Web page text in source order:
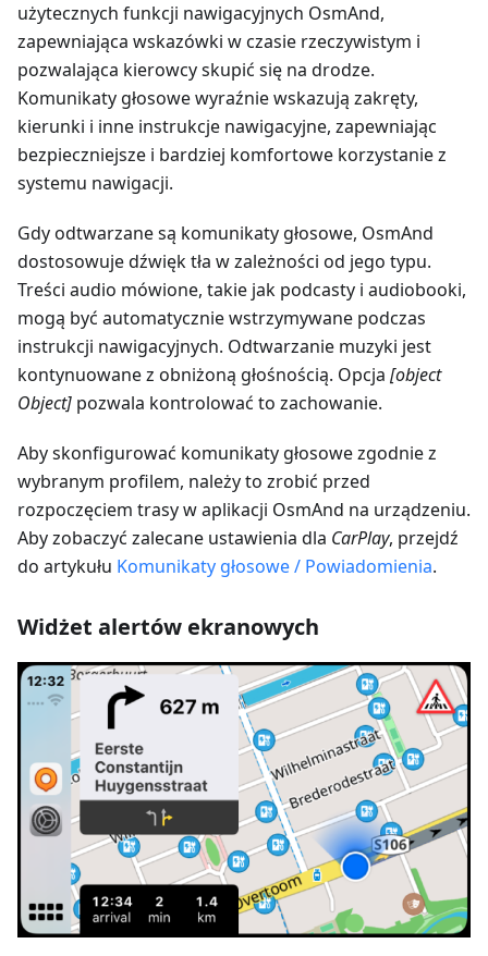
użytecznych funkcji nawigacyjnych OsmAnd,
zapewniająca wskazówki w czasie rzeczywistym i
pozwalająca kierowcy skupić się na drodze.
Komunikaty głosowe wyraźnie wskazują zakręty,
kierunki i inne instrukcje nawigacyjne, zapewniając
bezpieczniejsze i bardziej komfortowe korzystanie z
systemu nawigacji.
Gdy odtwarzane są komunikaty głosowe, OsmAnd
dostosowuje dźwięk tła w zależności od jego typu.
Treści audio mówione, takie jak podcasty i audiobooki,
mogą być automatycznie wstrzymywane podczas
instrukcji nawigacyjnych. Odtwarzanie muzyki jest
kontynuowane z obniżoną głośnością. Opcja [object
Object] pozwala kontrolować to zachowanie.
Aby skonfigurować komunikaty głosowe zgodnie z
wybranym profilem, należy to zrobić przed
rozpoczęciem trasy w aplikacji OsmAnd na urządzeniu.
Aby zobaczyć zalecane ustawienia dla CarPlay, przejdź
do artykułu Komunikaty głosowe / Powiadomienia.
Widżet alertów ekranowych